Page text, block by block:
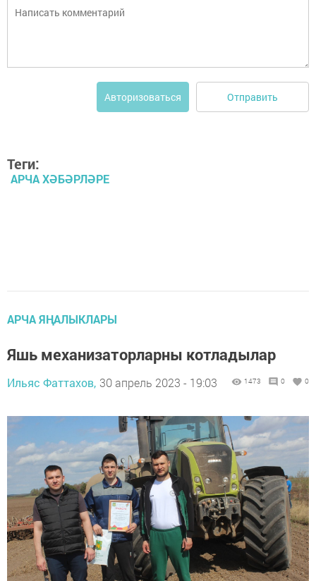
Авторизоваться Отправить
Теги:
АРЧА ХӘБӘРЛӘРЕ
АРЧА ЯҢАЛЫКЛАРЫ
Яшь механизаторларны котладылар
Ильяс Фаттахов, 30 апрель 2023 - 19:03 1473 0 0